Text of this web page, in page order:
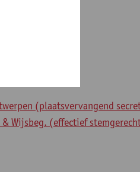
(plaatsvervangend
Wijsbeg. (effectief